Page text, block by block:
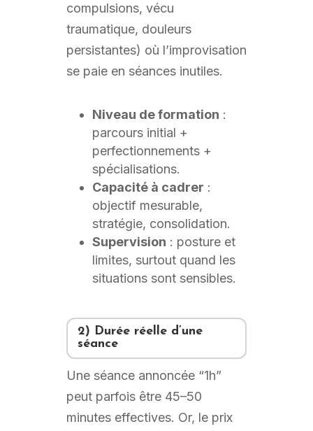
compulsions, vécu
traumatique, douleurs
persistantes) où l’improvisation
se paie en séances inutiles.
Niveau de formation :
parcours initial +
perfectionnements +
spécialisations.
Capacité à cadrer :
objectif mesurable,
stratégie, consolidation.
Supervision : posture et
limites, surtout quand les
situations sont sensibles.
2) Durée réelle d’une
séance
Une séance annoncée “1h”
peut parfois être 45–50
minutes effectives. Or, le prix